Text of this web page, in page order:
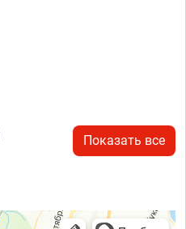
Показать все